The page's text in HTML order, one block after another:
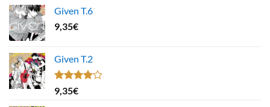
Given T.6
9,35€
Given T.2
Note
4.00
9,35€